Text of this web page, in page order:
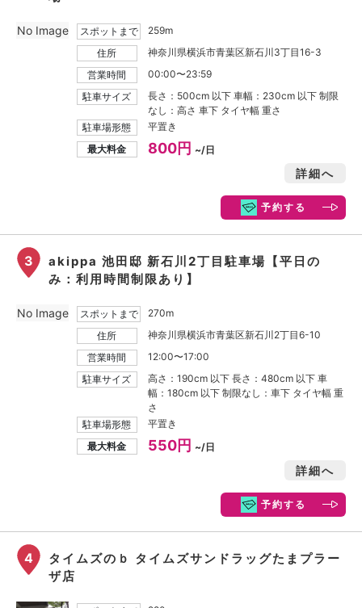
スポットまで
259m
住所
神奈川県横浜市青葉区新石川3丁目16-3
営業時間
00:00〜23:59
駐車サイズ
長さ：500cm 以下 車幅：230cm 以下 制限
なし：高さ 車下 タイヤ幅 重さ
駐車場形態
平置き
最大料金
800円 ~/日
詳細へ
予約する
No Image
3
akippa 池田邸 新石川2丁目駐車場【平日の
み：利用時間制限あり】
スポットまで
270m
住所
神奈川県横浜市青葉区新石川2丁目6-10
営業時間
12:00〜17:00
駐車サイズ
高さ：190cm 以下 長さ：480cm 以下 車
幅：180cm 以下 制限なし：車下 タイヤ幅 重
さ
駐車場形態
平置き
最大料金
550円 ~/日
詳細へ
予約する
No Image
4
タイムズのｂ タイムズサンドラッグたまプラー
ザ店